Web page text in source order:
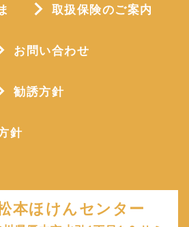
取扱保険のご案内
お問い合わせ
勧誘方針
針
本ほけんセンター